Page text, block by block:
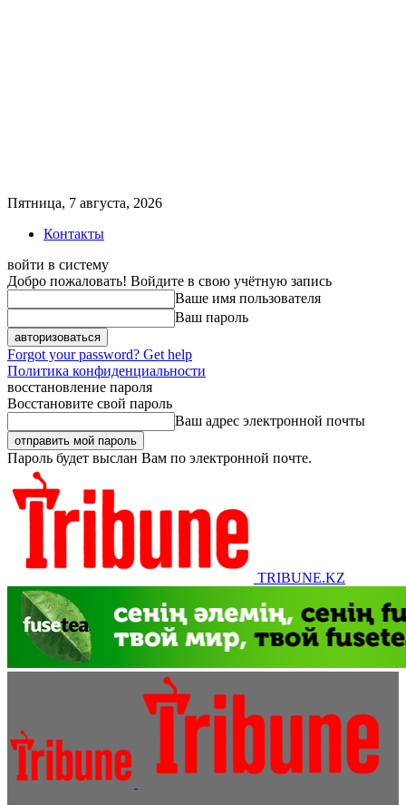
Пятница, 7 августа, 2026
Контакты
войти в систему
Добро пожаловать! Войдите в свою учётную запись
Ваше имя пользователя
Ваш пароль
Forgot your password? Get help
Политика конфиденциальности
восстановление пароля
Восстановите свой пароль
Ваш адрес электронной почты
Пароль будет выслан Вам по электронной почте.
TRIBUNE.KZ